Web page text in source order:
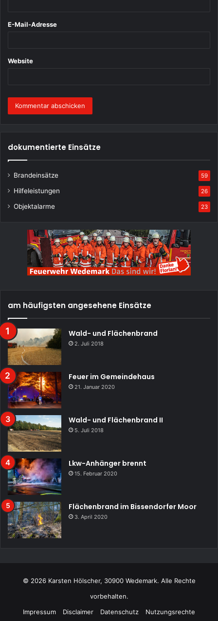
E-Mail-Adresse
Website
dokumentierte Einsätze
Brandeinsätze 59
Hilfeleistungen 26
Objektalarme 23
am häufigsten angesehene Einsätze
Wald- und Flächenbrand
2. Juli 2018
Feuer im Gemeindehaus
21. Januar 2020
Wald- und Flächenbrand II
5. Juli 2018
Lkw-Anhänger brennt
15. Februar 2020
Flächenbrand im Bissendorfer Moor
3. April 2020
© 2026 Karsten Hölscher, 30900 Wedemark. Alle Rechte
vorbehalten.
Impressum
Disclaimer Datenschutz Nutzungsrechte